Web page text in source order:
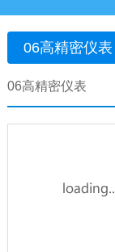
06高精密仪表
06高精密仪表